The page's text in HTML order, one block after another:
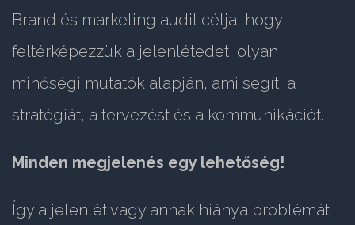
Brand és marketing audit célja, hogy
feltérképezzük a jelenlétedet, olyan
minőségi mutatók alapján, ami segíti a
stratégiát, a tervezést és a kommunikációt.
Minden megjelenés egy lehetőség!
Így a jelenlét vagy annak hiánya problémát